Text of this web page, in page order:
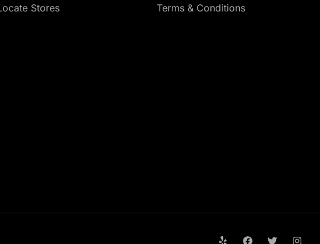
Stores
Terms & Conditions